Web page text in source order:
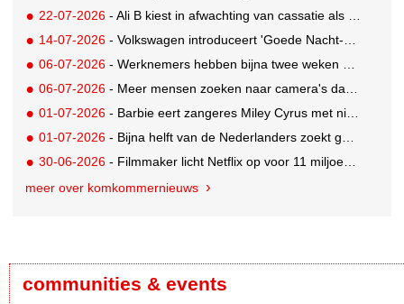
22-07-2026 - Ali B kiest in afwachting van cassatie als spreker voor een nieuw podium
14-07-2026 - Volkswagen introduceert 'Goede Nacht-pakket' waarmee auto flexibele slaapruimte met airco wordt
06-07-2026 - Werknemers hebben bijna twee weken nodig om volledig op te laden
06-07-2026 - Meer mensen zoeken naar camera's dankzij tv-programma Het Perfecte Plaatje
01-07-2026 - Barbie eert zangeres Miley Cyrus met nieuwe Signature Collector pop
01-07-2026 - Bijna helft van de Nederlanders zoekt goedkopere vakantie
30-06-2026 - Filmmaker licht Netflix op voor 11 miljoen dollar; 2,5 jaar celstraf
meer over komkommernieuws
communities & events